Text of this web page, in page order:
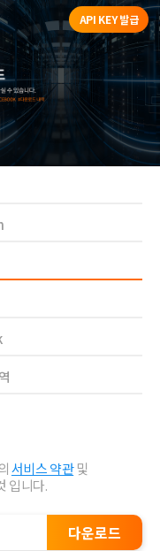
API KEY 발급
서비스 약관및
입니다.
다운로드